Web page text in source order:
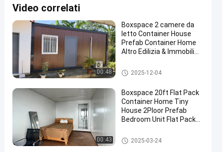
con
porta
mobili
con
porta
Famiglia
Casa
abitazione
Casa
Video correlati
00:48
Boxspace 2 camere da
letto Container House
Prefab Container Home
Altro Edilizia & Immobili
House
Casa staccabile del contenitor
e
2025-12-04
00:43
Boxspace 20ft Flat Pack
Container Home Tiny
House 2Ploor Prefab
Bedroom Unit Flat Pack
Casa staccabile del contenitor
e
2025-03-24